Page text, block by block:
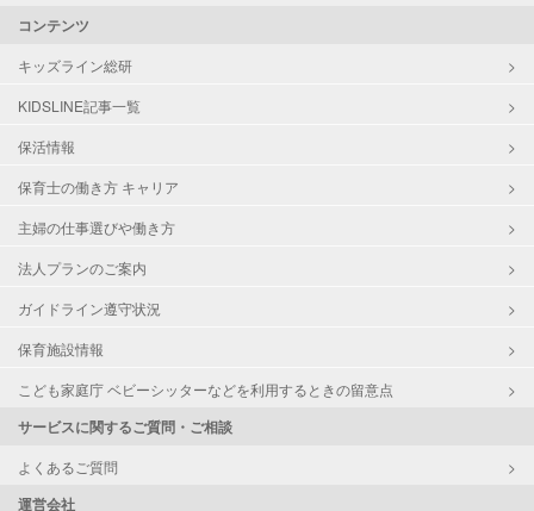
コンテンツ
キッズライン総研
KIDSLINE記事一覧
保活情報
保育士の働き方 キャリア
主婦の仕事選びや働き方
法人プランのご案内
ガイドライン遵守状況
保育施設情報
こども家庭庁 ベビーシッターなどを利用するときの留意点
サービスに関するご質問・ご相談
よくあるご質問
運営会社